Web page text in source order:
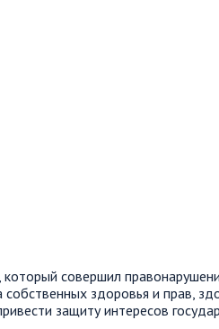
который совершил
здоровья и прав,
защиту интересов